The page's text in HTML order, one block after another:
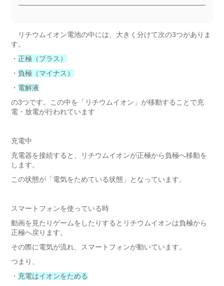
リチウムイオン電池の中には、大きく分けて次の3つがありま
す。
・ 正極（プラス）
・ 負極（マイナス）
・ 電解液
の3つです。この中を「リチウムイオン」が移動することで充
電・放電が行われています
充電中
充電器を接続すると、リチウムイオンが正極から負極へ移動を
します。
この状態が「電気をためている状態」となっています。
スマートフォンを使っている時
動画を見たりゲームをしたりするとリチウムイオンは負極から
正極へ戻ります。
その際に電気が流れ、スマートフォンが動いています。
つまり、
・ 充電はイオンをためる